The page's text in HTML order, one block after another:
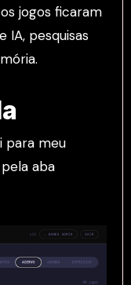
jogos ficaram
IA, pesquisas
para meu
aba